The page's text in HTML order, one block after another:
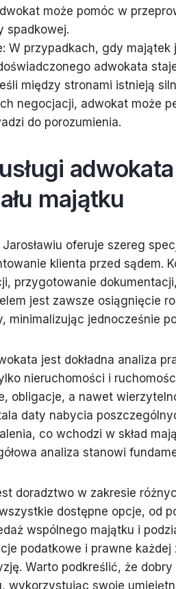
może pomóc w
spadkowej.
W przypadkach, gdy majątek
adwokata
między stronami istnieją
negocjacji, adwokat może
do porozumienia.
majątku
oferuje szereg
klienta przed sądem.
przygotowanie
jest zawsze osiągnięcie
minimalizując jednocześnie
jest dokładna analiza
nieruchomości i
obligacje, a nawet
daty nabycia
co wchodzi w skład
analiza stanowi
doradztwo w zakresie
dostępne opcje, od
wspólnego majątku i
podatkowe i prawne
Warto podkreślić, że
wykorzystując swoje